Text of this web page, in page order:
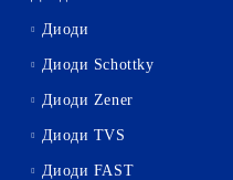
Диоди
Диоди Schottky
Диоди Zener
Диоди TVS
Диоди FAST